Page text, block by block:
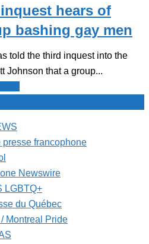
hears of
bashing gay men
told the third inquest into the
Johnson that a group...
presse francophone
Newswire
LGBTQ+
du Québec
Montreal Pride